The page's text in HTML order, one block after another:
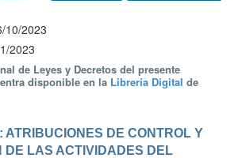
10/2023
2023
de Leyes y Decretos del presente
disponible en la Librería Digital de
ATRIBUCIONES DE CONTROL Y
DE LAS ACTIVIDADES DEL